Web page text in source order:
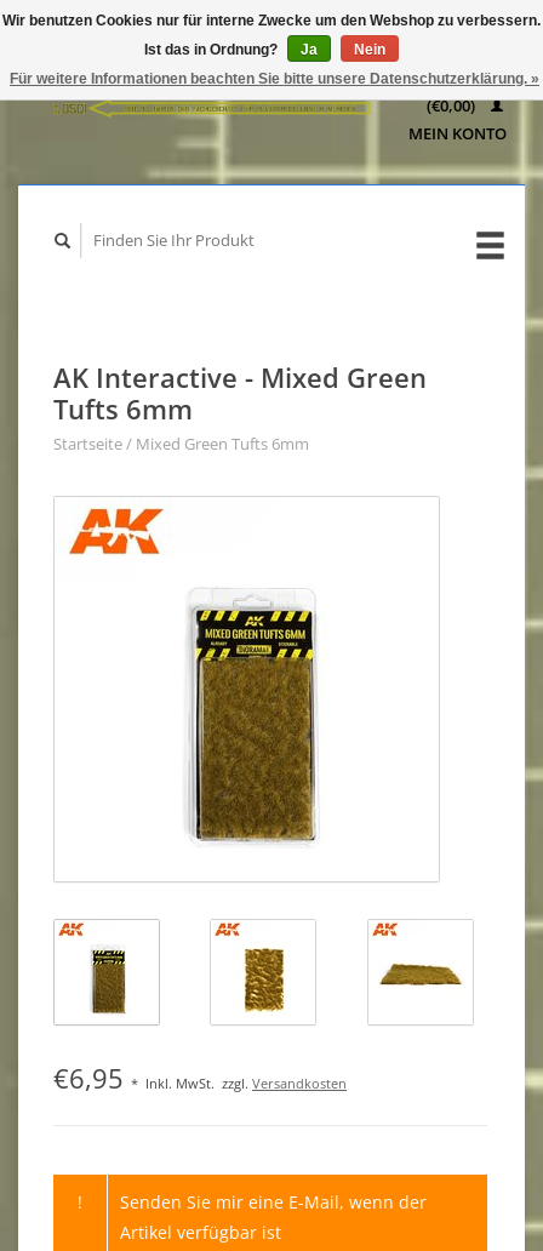
WARENKORB
(€0,00)
MEIN KONTO
AK Interactive - Mixed Green
Tufts 6mm
Startseite/ Mixed Green Tufts 6mm
€6,95 * Inkl. MwSt. zzgl. Versandkosten
!
Senden Sie mir eine E-Mail, wenn der
Artikel verfügbar ist
Wir benutzen Cookies nur für interne Zwecke um den Webshop zu verbessern.
Ist das in Ordnung?
Ja
Nein
Für weitere Informationen beachten Sie bitte unsere Datenschutzerklärung. »